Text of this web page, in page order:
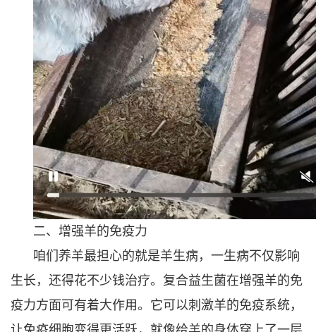
二、增强羊的免疫力
咱们养羊最担心的就是羊生病，一生病不仅影响
生长，还得花不少钱治疗。复合益生菌在增强羊的免
疫力方面可有着大作用。它可以刺激羊的免疫系统，